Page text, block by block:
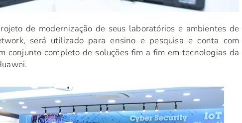
de modernização de seus laboratórios e ambientes de
será utilizado para ensino e pesquisa e conta com
conjunto completo de soluções fim a fim em tecnologias da